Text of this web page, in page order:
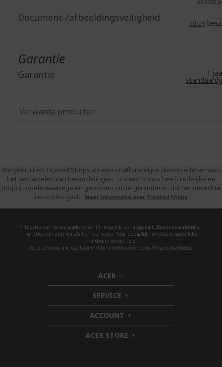
Document-/afbeeldingsveiligheid HIER
Garantie
Garantie 1
Verwante producten
We gebruiken Trusted Shops als een onafhankelijke dienstverlener voor
het verzamelen van beoordelingen. Trusted Shops heeft redelijke en
proportionele maatregelen genomen om te garanderen dat het om echte
recensies gaat.
Meer informatie over Trusted Shops
* Tijdstip van de upgrade verschilt mogelijk per apparaat. Beschikbaarheid en
functies van app verschillen per regio. Voor bepaalde functies is specifieke
hardware vereist (zie
https://www.microsoft.com/nl-nl/windows/windows-11-specifications).
ACER h
i
d
d
e
n
SERVICE h
i
d
d
e
n
ACCOUNT h
i
d
d
ACER STORE h
i